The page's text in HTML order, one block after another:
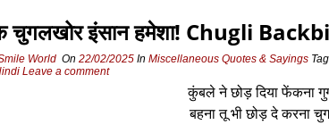
चुगलखोर इंसान हमेशा! Chugli
World On 22/02/2025 In Miscellaneous Quotes & Sayings
Leave a comment
कुंबले ने छोड़ दिया फेंकना
बहना तू भी छोड़ दे करना